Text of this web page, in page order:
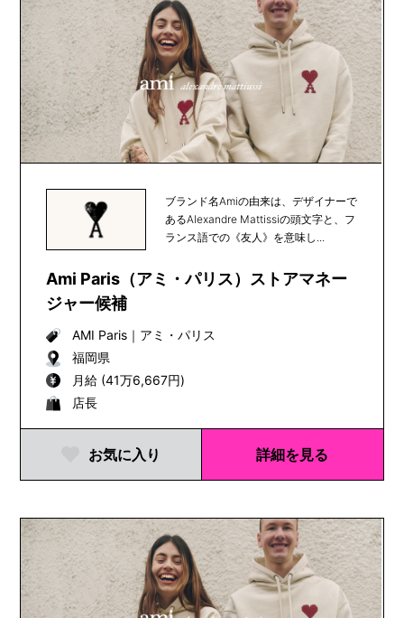
ブランド名Amiの由来は、デザイナーで
あるAlexandre Mattissiの頭文字と、フ
ランス語での《友人》を意味し...
Ami Paris（アミ・パリス）ストアマネー
ジャー候補
AMI Paris｜ アミ・パリス
福岡県
月給 (41万6,667円)
店長
お気に入り 詳細を見る